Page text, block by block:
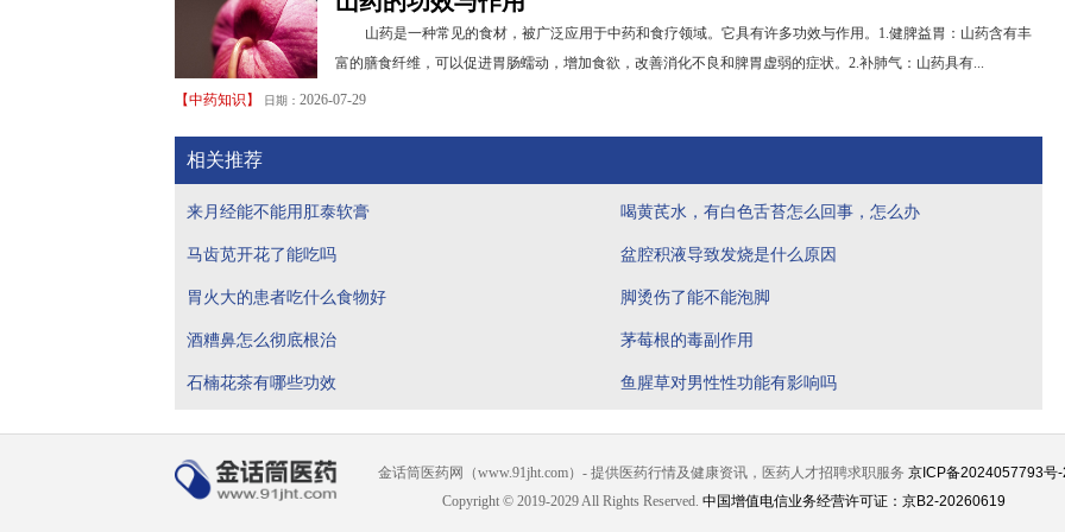
山药是一种常见的食材，被广泛应用于中药和食疗领域。它具有许多功效与作用。1.健脾益胃：山药含有丰
富的膳食纤维，可以促进胃肠蠕动，增加食欲，改善消化不良和脾胃虚弱的症状。2.补肺气：山药具有...
【中药知识 】 日期： 2026-07-29
相关推荐
来月经能不能用肛泰软膏 喝黄芪水，有白色舌苔怎么回事，怎么办
马齿苋开花了能吃吗 盆腔积液导致发烧是什么原因
胃火大的患者吃什么食物好 脚烫伤了能不能泡脚
酒糟鼻怎么彻底根治 茅莓根的毒副作用
石楠花茶有哪些功效 鱼腥草对男性性功能有影响吗
金话筒医药网（www.91jht.com）- 提供医药行情及健康资讯，医药人才招聘求职服务 京ICP备2024057793号-
Copyright © 2019-2029 All Rights Reserved. 中国增值电信业务经营许可证：京B2-20260619